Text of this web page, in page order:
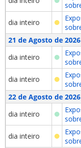
dia inteiro
21 de Agosto de 2026
dia inteiro
dia inteiro
22 de Agosto de 2026
dia inteiro
dia inteiro